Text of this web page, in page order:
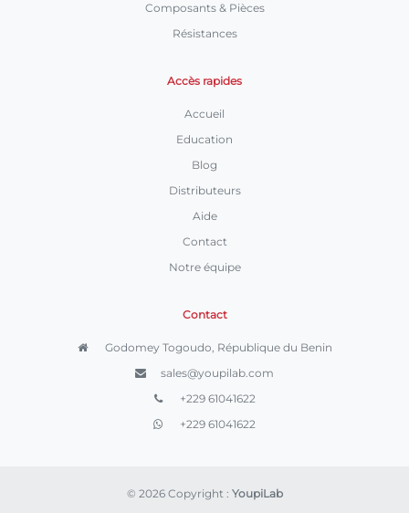
Composants & Pièces
Résistances
Accès rapides
Accueil
Education
Blog
Distributeurs
Aide
Contact
Notre équipe
Contact
Godomey Togoudo, République du Benin
sales@youpilab.com
+229 61041622
+229 61041622
© 2026 Copyright : YoupiLab